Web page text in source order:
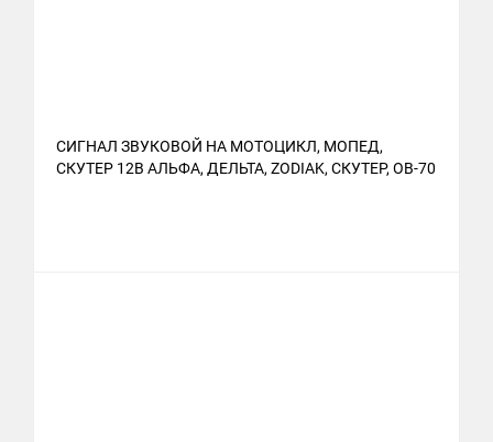
СИГНАЛ ЗВУКОВОЙ НА МОТОЦИКЛ, МОПЕД,
СКУТЕР 12В АЛЬФА, ДЕЛЬТА, ZODIAK, СКУТЕР, ОВ-70